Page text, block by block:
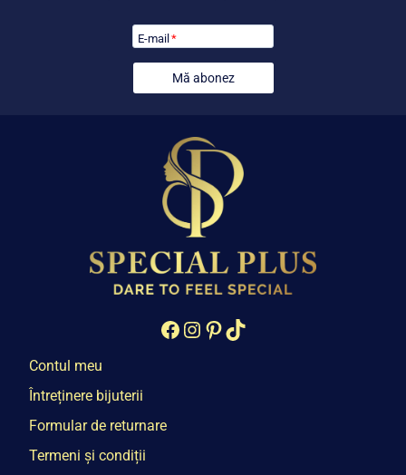
E-mail *
Mă abonez
Facebook
Instagram
Pinterest
TikTok
Contul meu
Întreținere bijuterii
Formular de returnare
Termeni și condiții